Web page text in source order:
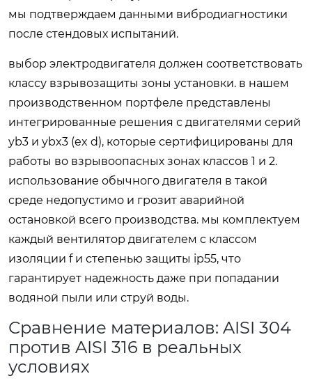
мы подтверждаем данными вибродиагностики
после стендовых испытаний.
выбор электродвигателя должен соответствовать
классу взрывозащиты зоны установки. в нашем
производственном портфеле представлены
интегрированные решения с двигателями серий
yb3 и ybx3 (ex d), которые сертифицированы для
работы во взрывоопасных зонах классов 1 и 2.
использование обычного двигателя в такой
среде недопустимо и грозит аварийной
остановкой всего производства. мы комплектуем
каждый вентилятор двигателем с классом
изоляции f и степенью защиты ip55, что
гарантирует надежность даже при попадании
водяной пыли или струй воды.
Сравнение материалов: AISI 304
против AISI 316 в реальных
условиях